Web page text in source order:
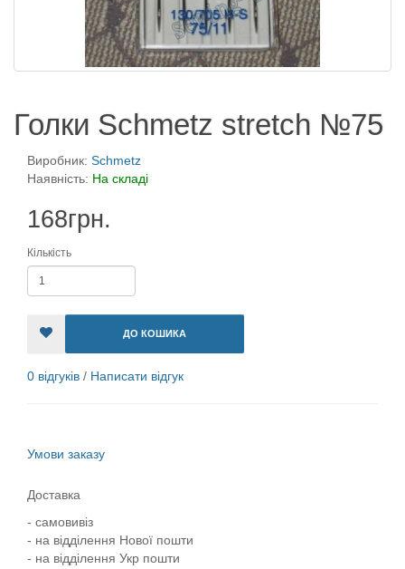
Голки Schmetz stretch №75
Виробник: Schmetz
Наявність: На складі
168грн.
Кількість
ДО КОШИКА
0 відгуків / Написати відгук
Умови заказу
Доставка
- самовивіз
- на відділення Нової пошти
- на відділення Укр пошти